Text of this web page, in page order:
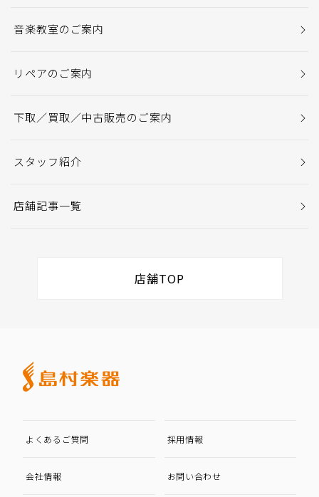
音楽教室のご案内
リペアのご案内
下取／買取／中古販売のご案内
スタッフ紹介
店舗記事一覧
店舗TOP
よくあるご質問 採用情報
会社情報 お問い合わせ